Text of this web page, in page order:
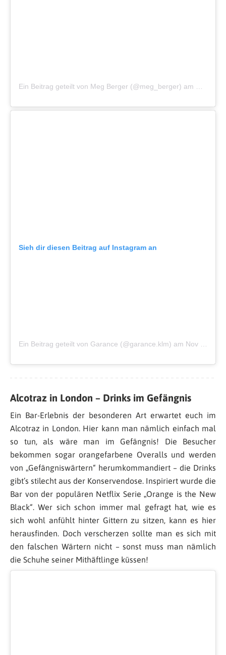
Ein Beitrag geteilt von Meg Berger (@meg_berger) am Mär 16,
Sieh dir diesen Beitrag auf Instagram an
Ein Beitrag geteilt von Garance (@garance.klm) am Nov 8, 2018 um 2:08 PST
Alcotraz in London – Drinks im Gefängnis
Ein Bar-Erlebnis der besonderen Art erwartet euch im
Alcotraz in London. Hier kann man nämlich einfach mal
so tun, als wäre man im Gefängnis! Die Besucher
bekommen sogar orangefarbene Overalls und werden
von „Gefängniswärtern“ herumkommandiert – die Drinks
gibt’s stilecht aus der Konservendose. Inspiriert wurde die
Bar von der populären Netflix Serie „Orange is the New
Black“. Wer sich schon immer mal gefragt hat, wie es
sich wohl anfühlt hinter Gittern zu sitzen, kann es hier
herausfinden. Doch verscherzen sollte man es sich mit
den falschen Wärtern nicht – sonst muss man nämlich
die Schuhe seiner Mithäftlinge küssen!